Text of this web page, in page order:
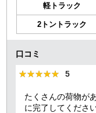
軽トラック
2トントラック
口コミ
★★★★★
★★★★★ 5
たくさんの荷物が
に完了してくださ